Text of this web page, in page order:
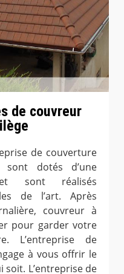
de couvreur
de couverture
sont dotés d’une
sont réalisés
de l’art. Après
couvreur à
pour garder votre
L’entreprise de
à vous offrir le
L’entreprise de